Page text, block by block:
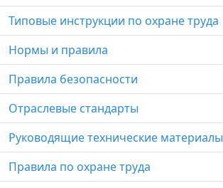
Типовые инструкции по охране труда
Нормы и правила
Правила безопасности
Отраслевые стандарты
Руководящие технические материалы
Правила по охране труда